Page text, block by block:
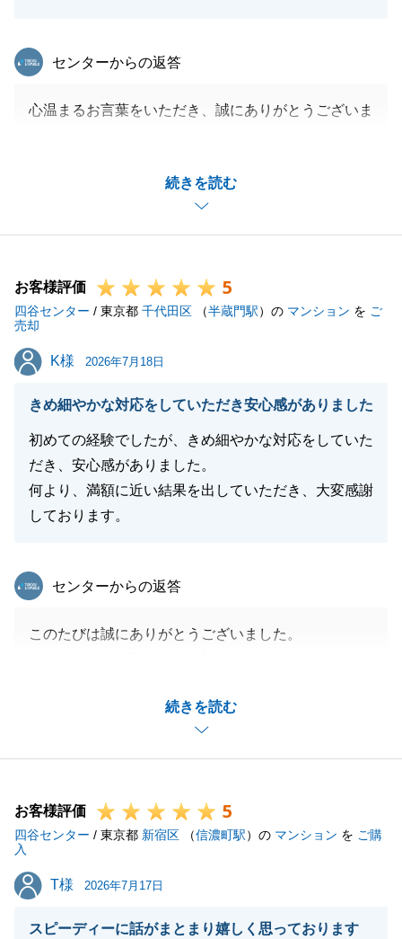
続きを読む
東急リバブル
センターからの返答
心温まるお言葉をいただき、誠にありがとうございま
住み替えの完了、本当におめでとうございます。
人生の大きな節目となるお住み替えにおいて、私ども
にお任せいただけたこと、心より感謝申し上げます。
手続きも含めてトータルでお役に立てたとお聞きし、
担当者としてこれ以上ない喜びです。
「親切丁寧すぎるくらい」という勿体ないほどのお褒
めの言葉は、今後の大きな励みとなります。
いに関することはもちろん、どのようなことでも気軽
にご相談いただけるパートナーでありたいと思ってお
ります。
今後とも末永いお付き合いを、どうぞよろしくお願い
いたします。
閉じる
お客様評価 5
四谷センター / 東京都 千代田区 （半蔵門駅）の マンション を ご
売却
K様
K様 2026年7月18日
きめ細やかな対応をしていただき安心感がありました
初めての経験でしたが、きめ細やかな対応をしていた
だき、安心感がありました。
何より、満額に近い結果を出していただき、大変感謝
しております。
続きを読む
東急リバブル
センターからの返答
このたびは誠にありがとうございました。
を進めることができました。
心より感謝申し上げます。
今後も不動産に関することはもちろん、それ以外のこ
気軽にご連絡下さい。
引き続き、何卒よろしくお願い申し上げます。
お客様評価 5
四谷センター / 東京都 新宿区 （信濃町駅）の マンション を ご購
入
T様
T様 2026年7月17日
スピーディーに話がまとまり嬉しく思っております